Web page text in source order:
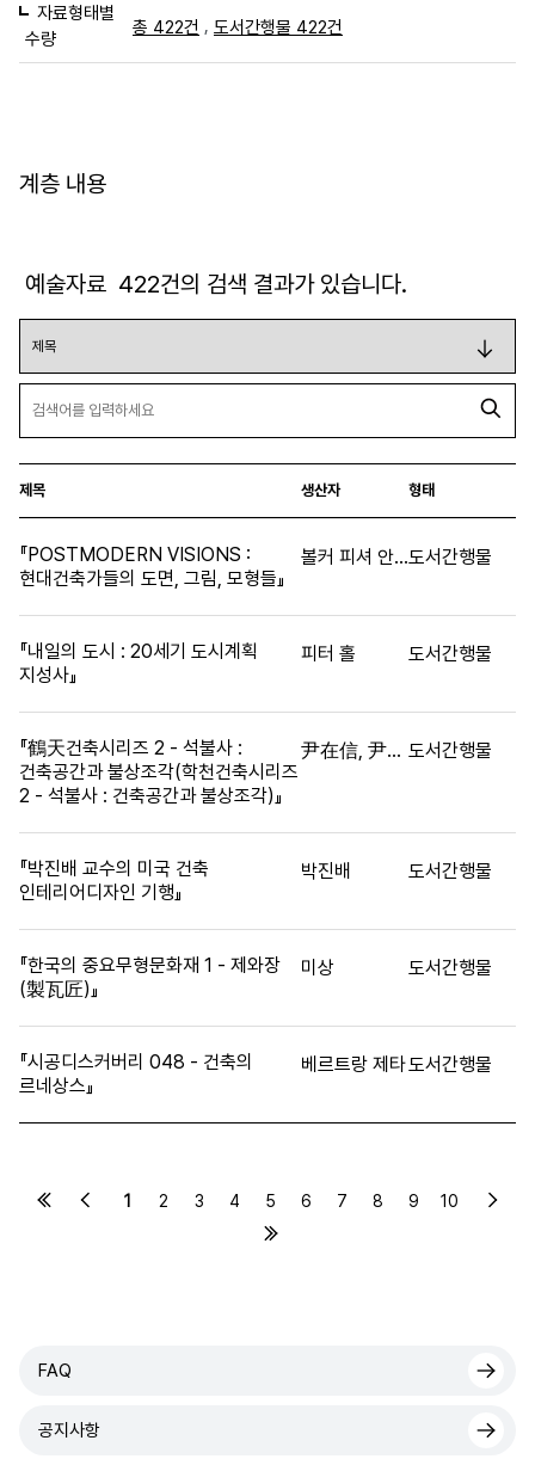
자료형태별
수량
총 422건 , 도서간행물 422건
계층 내용
예술자료 422건의 검색 결과가 있습니다.
제목 생산자 형태
『POSTMODERN VISIONS :
현대건축가들의 도면, 그림, 모형들』
볼커 피셔 안드레아 글레인거-뉴만, 하인리히 클로츠, 한스-피터 슈와즈도서간행물
『내일의 도시 : 20세기 도시계획
지성사』
피터 홀 도서간행물
『鶴天건축시리즈 2 - 석불사 :
건축공간과 불상조각(학천건축시리즈
2 - 석불사 : 건축공간과 불상조각)』
尹在信, 尹張燮 도서간행물
『박진배 교수의 미국 건축
인테리어디자인 기행』
박진배 도서간행물
『한국의 중요무형문화재 1 - 제와장
(製瓦匠)』
미상 도서간행물
『시공디스커버리 048 - 건축의
르네상스』
베르트랑 제타 도서간행물
1 2 3 4 5 6 7 8 9 10
FAQ
공지사항